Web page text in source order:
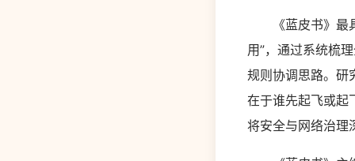
《蓝皮书》最具
用”，通过系统梳
规则协调思路。研
在于谁先起飞或起
将安全与网络治理